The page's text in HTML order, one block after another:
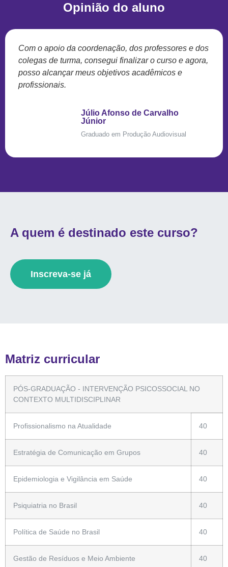
Opinião do aluno
Com o apoio da coordenação, dos professores e dos
colegas de turma, consegui finalizar o curso e agora,
posso alcançar meus objetivos acadêmicos e
profissionais.
Júlio Afonso de Carvalho
Júnior
Graduado em Produção Audiovisual
A quem é destinado este curso?
Inscreva-se já
Matriz curricular
PÓS-GRADUAÇÃO - INTERVENÇÃO PSICOSSOCIAL NO
CONTEXTO MULTIDISCIPLINAR
Profissionalismo na Atualidade 40
Estratégia de Comunicação em Grupos 40
Epidemiologia e Vigilância em Saúde 40
Psiquiatria no Brasil 40
Política de Saúde no Brasil 40
Gestão de Resíduos e Meio Ambiente 40